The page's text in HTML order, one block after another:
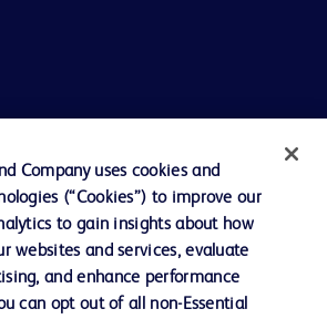
Company uses cookies and
(“Cookies”) to improve our
to gain insights about how
websites and services, evaluate
and enhance performance
can opt out of all non-Essential